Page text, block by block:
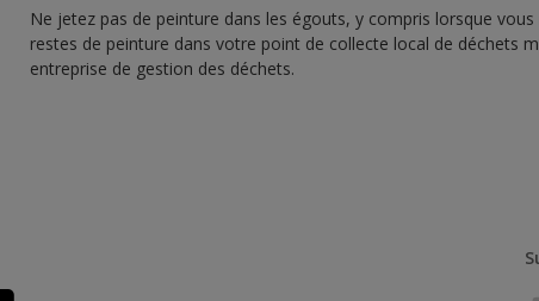
Ne jetez pas de peinture dans les égouts, y compris lorsque
restes de peinture dans votre point de collecte local de déchets
entreprise de gestion des déchets.